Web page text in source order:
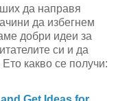
да направя
да избегнем
добри идеи за
си и да
какво се получи: